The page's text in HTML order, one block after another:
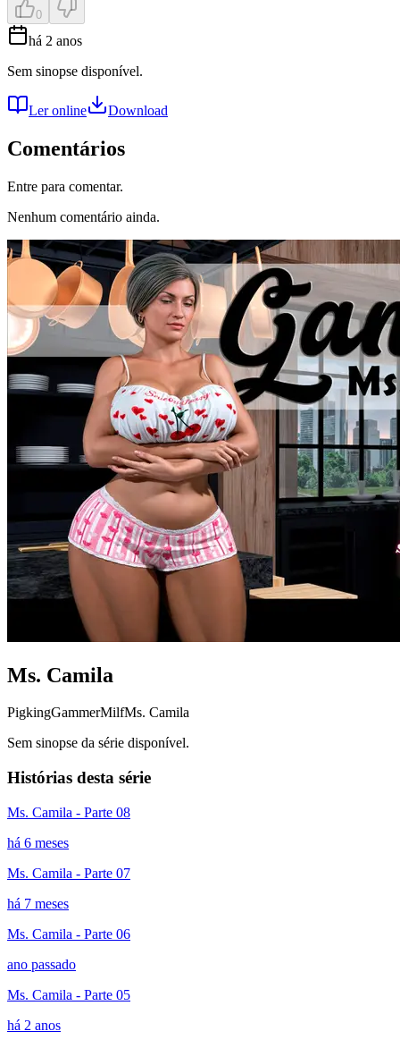
0
há 2 anos
Sem sinopse disponível.
Ler online Download
Comentários
Entre para comentar.
Nenhum comentário ainda.
Ms. Camila
PigkingGammerMilfMs. Camila
Sem sinopse da série disponível.
Histórias desta série
Ms. Camila - Parte 08
há 6 meses
Ms. Camila - Parte 07
há 7 meses
Ms. Camila - Parte 06
ano passado
Ms. Camila - Parte 05
há 2 anos